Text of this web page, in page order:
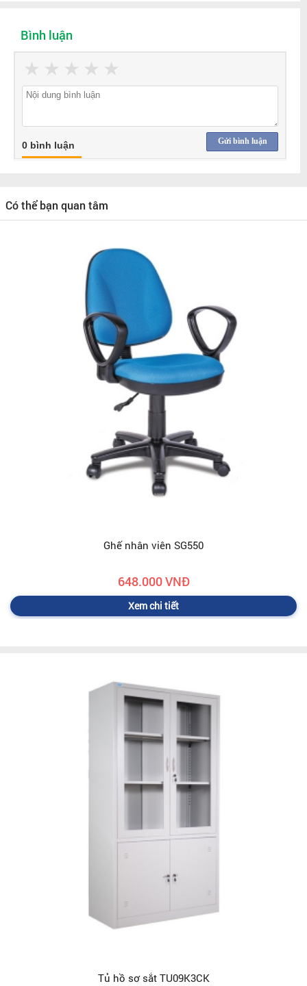
Bình luận
★
★
★
★
★
Gửi bình luận
0 bình luận
Có thể bạn quan tâm
Ghế nhân viên SG550
648.000 VNĐ
Xem chi tiết
Tủ hồ sơ sắt TU09K3CK